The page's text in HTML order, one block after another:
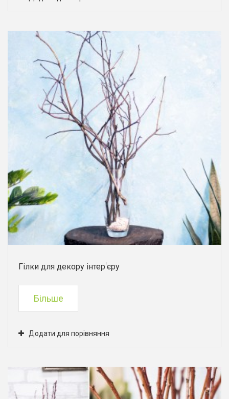
Гілки для декору інтер'єру
Більше
Додати для порівняння